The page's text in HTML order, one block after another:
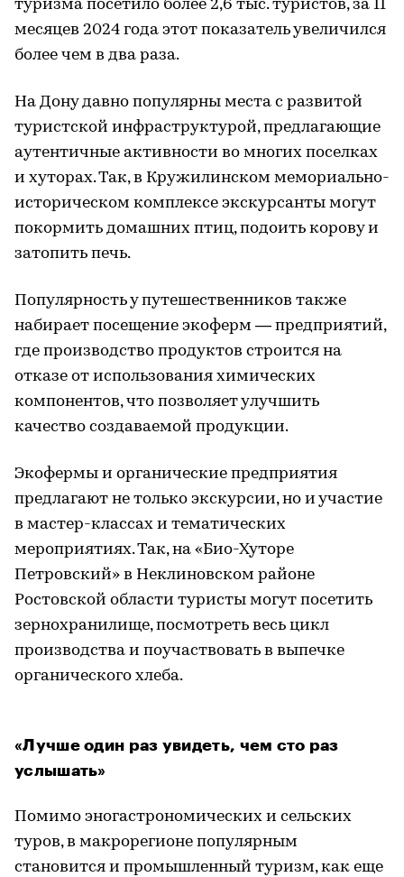
туризма посетило более 2,6 тыс. туристов, за 11
месяцев 2024 года этот показатель увеличился
более чем в два раза.
На Дону давно популярны места с развитой
туристской инфраструктурой, предлагающие
аутентичные активности во многих поселках
и хуторах. Так, в Кружилинском мемориально-
историческом комплексе экскурсанты могут
покормить домашних птиц, подоить корову и
затопить печь.
Популярность у путешественников также
набирает посещение экоферм — предприятий,
где производство продуктов строится на
отказе от использования химических
компонентов, что позволяет улучшить
качество создаваемой продукции.
Экофермы и органические предприятия
предлагают не только экскурсии, но и участие
в мастер-классах и тематических
мероприятиях. Так, на «Био-Хуторе
Петровский» в Неклиновском районе
Ростовской области туристы могут посетить
зернохранилище, посмотреть весь цикл
производства и поучаствовать в выпечке
органического хлеба.
«Лучше один раз увидеть, чем сто раз
услышать»
Помимо эногастрономических и сельских
туров, в макрорегионе популярным
становится и промышленный туризм, как еще